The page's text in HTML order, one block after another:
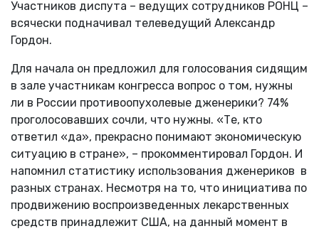
Участников диспута – ведущих сотрудников РОНЦ –
всячески подначивал телеведущий Александр
Гордон.
Для начала он предложил для голосования сидящим
в зале участникам конгресса вопрос о том, нужны
ли в России противоопухолевые дженерики? 74%
проголосовавших сочли, что нужны. «Те, кто
ответил «да», прекрасно понимают экономическую
ситуацию в стране», – прокомментировал Гордон. И
напомнил статистику использования дженериков в
разных странах. Несмотря на то, что инициатива по
продвижению воспроизведенных лекарственных
средств принадлежит США, на данный момент в